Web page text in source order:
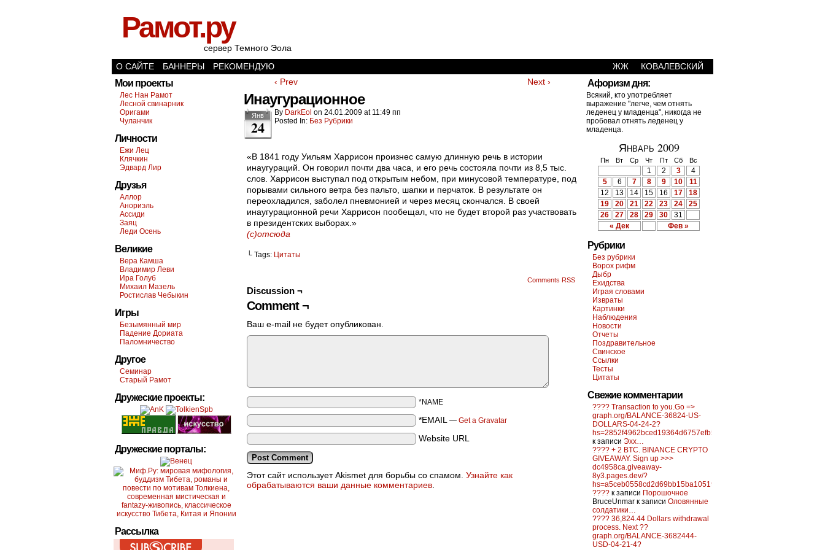
Рамот.ру
сервер Темного Эола
О САЙТЕ
БАННЕРЫ РЕКОМЕНДУЮ ЖЖ КОВАЛЕВСКИЙ
Мои проекты
Лес Нан Рамот
Лесной свинарник
Оригами
Чуланчик
Личности
Ежи Лец
Клячкин
Эдвард Лир
Друзья
Аллор
Анориэль
Ассиди
Заяц
Леди Осень
Великие
Вера Камша
Владимир Леви
Ира Голуб
Михаил Мазель
Ростислав Чебыкин
Игры
Безымянный мир
Падение Дориата
Паломничество
Другое
Семинар
Старый Рамот
Дружеские проекты:
Дружеские порталы:
Рассылка
‹ Prev Next ›
Инаугурационное
Янв
24
By DarkEol on 24.01.2009 at 11:49 пп
Posted In: Без Рубрики
«В 1841 году Уильям Харрисон произнес самую длинную речь в истории
инаугураций. Он говорил почти два часа, и его речь состояла почти из 8,5 тыс.
слов. Харрисон выступал под открытым небом, при минусовой температуре, под
порывами сильного ветра без пальто, шапки и перчаток. В результате он
переохладился, заболел пневмонией и через месяц скончался. В своей
инаугурационной речи Харрисон пообещал, что не будет второй раз участвовать
в президентских выборах.»
(с)отсюда
└ Tags: Цитаты
Comments RSS
Discussion ¬
Comment ¬
Ваш e-mail не будет опубликован.
*NAME
*EMAIL — Get a Gravatar
Website URL
Этот сайт использует Akismet для борьбы со спамом. Узнайте как
обрабатываются ваши данные комментариев
Афоризм дня:
Всякий, кто употребляет
выражение "легче, чем отнять
леденец у младенца", никогда не
пробовал отнять леденец у
младенца.
Январь 2009
Пн Вт Ср Чт Пт Сб Вс
« Дек Фев »
1 2 3
4
5
6 7 8 9 10
11
12
13 14 15 16 17
18
19
20 21 22 23 24
25
26
27 28 29 30 31
Рубрики
Без рубрики
Ворох рифм
Дыбр
Ехидства
Играя словами
Извраты
Картинки
Наблюдения
Новости
Отчеты
Поздравительное
Свинское
Ссылки
Тесты
Цитаты
Свежие комментарии
???? Transaction to you.Go =>
graph.org/BALANCE-36824-US-
DOLLARS-04-24-2?
hs=2852f4962bced19364d6757efb5f6a84&
к записи Эхх…
???? + 2 BTC. BINANCE CRYPTO
GIVEAWAY. Sign up >>>
dc4958ca.giveaway-
8y3.pages.dev/?
hs=a5ceb0558cd2d69bb15ba10519f0d6c2&
???? к записи Порошочное
BruceUnmar к записи Оловянные
солдатики…
???? 36,824.44 Dollars withdrawal
process. Next ??
graph.org/BALANCE-3682444-
USD-04-21-4?